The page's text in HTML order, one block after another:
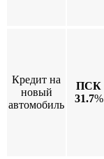
Кредит на
новый
автомобиль
ПСК
31.7%